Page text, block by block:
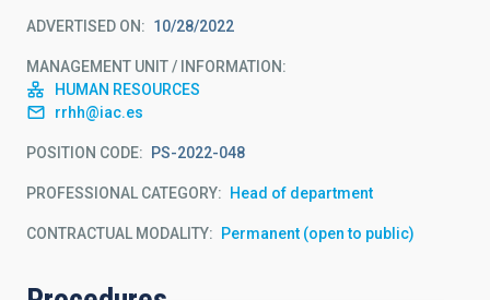
ADVERTISED ON 10/28/2022
MANAGEMENT UNIT / INFORMATION
HUMAN RESOURCES
rrhh@iac.es
POSITION CODE PS-2022-048
PROFESSIONAL CATEGORY Head of department
CONTRACTUAL MODALITY Permanent (open to public)